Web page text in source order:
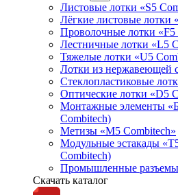
Листовые лотки «S5
Лёгкие листовые лотки
Проволочные лотки «F5
Лестничные лотки «L5
Тяжелые лотки «U5
Лотки из нержавеющей
Стеклопластиковые
Оптические лотки «D5
Монтажные элементы
Combitech)
Метизы «M5 Combitech»
Модульные эстакады
Combitech)
Промышленные разъемы
Скачать каталог